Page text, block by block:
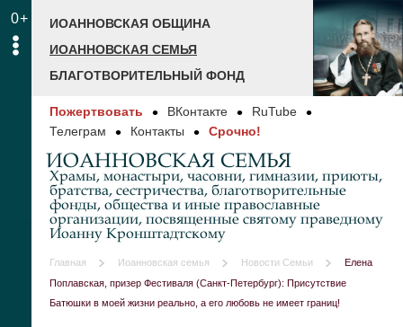
0+
ИОАННОВСКАЯ ОБЩИНА
ИОАННОВСКАЯ СЕМЬЯ
БЛАГОТВОРИТЕЛЬНЫЙ ФОНД
Пожертвовать ВКонтакте
RuTube
Телеграм
Контакты Срочно!
ИОАННОВСКАЯ СЕМЬЯ
Храмы, монастыри, часовни, гимназии, приюты,
братства, сестричества, благотворительные
фонды, общества и иные православные
организации, посвященные святому праведному
Иоанну Кронштадтскому
Главная Иоанновская семья Новости Семьи
Елена
Поплавская, призер Фестиваля (Санкт-Петербург): Присутствие
Батюшки в моей жизни реально, а его любовь не имеет границ!